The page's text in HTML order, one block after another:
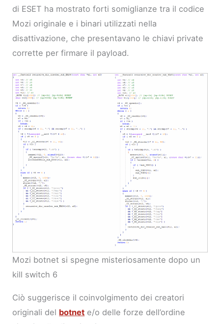
di ESET ha mostrato forti somiglianze tra il codice
Mozi originale e i binari utilizzati nella
disattivazione, che presentavano le chiavi private
corrette per firmare il payload.
Mozi botnet si spegne misteriosamente dopo un
kill switch 6
Ciò suggerisce il coinvolgimento dei creatori
originali del botnet e/o delle forze dell’ordine